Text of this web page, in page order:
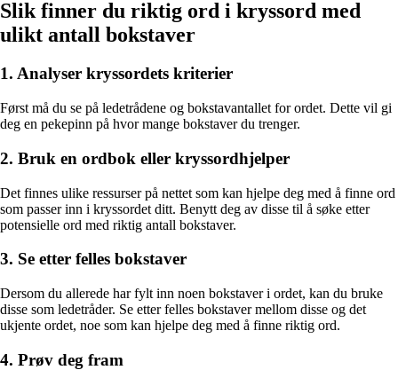
Slik finner du riktig ord i kryssord med
ulikt antall bokstaver
1. Analyser kryssordets kriterier
Først må du se på ledetrådene og bokstavantallet for ordet. Dette vil gi
deg en pekepinn på hvor mange bokstaver du trenger.
2. Bruk en ordbok eller kryssordhjelper
Det finnes ulike ressurser på nettet som kan hjelpe deg med å finne ord
som passer inn i kryssordet ditt. Benytt deg av disse til å søke etter
potensielle ord med riktig antall bokstaver.
3. Se etter felles bokstaver
Dersom du allerede har fylt inn noen bokstaver i ordet, kan du bruke
disse som ledetråder. Se etter felles bokstaver mellom disse og det
ukjente ordet, noe som kan hjelpe deg med å finne riktig ord.
4. Prøv deg fram